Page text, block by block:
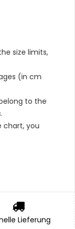
size limits,
(in cm
to the
chart, you
Lieferung